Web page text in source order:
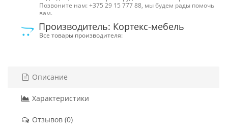
Позвоните нам: +375 29 15 777 88, мы будем рады помочь
вам.
Производитель: Кортекс-мебель
Все товары производителя:
Описание
Характеристики
Отзывов (0)